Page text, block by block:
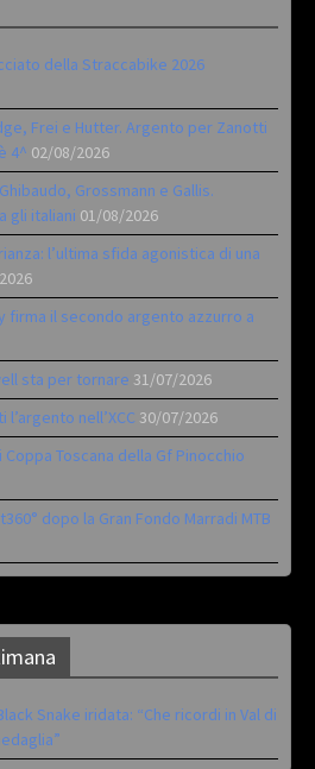
della Straccabike 2026
Frei e Hutter. Argento per Zanotti
4^ 02/08/2026
Grossmann e Gallis.
gli italiani 01/08/2026
l’ultima sfida agonistica di una
firma il secondo argento azzurro a
sta per tornare 31/07/2026
nell’XCC 30/07/2026
Toscana della Gf Pinocchio
dopo la Gran Fondo Marradi MTB
Snake iridata: “Che ricordi in Val di